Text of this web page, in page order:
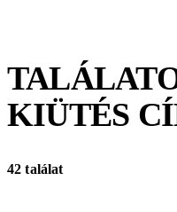
KIÜTÉS
42 találat